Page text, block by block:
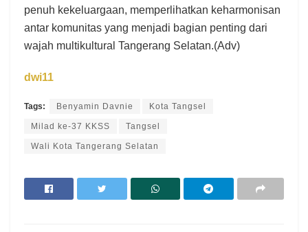
penuh kekeluargaan, memperlihatkan keharmonisan
antar komunitas yang menjadi bagian penting dari
wajah multikultural Tangerang Selatan.(Adv)
dwi11
Tags: Benyamin Davnie Kota Tangsel
Milad ke-37 KKSS Tangsel
Wali Kota Tangerang Selatan